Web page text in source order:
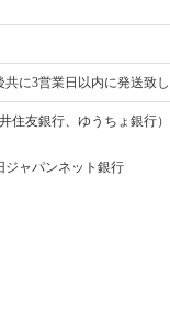
に3営業日以内に発送致
住友銀行、ゆうちょ銀行
ジャパンネット銀行